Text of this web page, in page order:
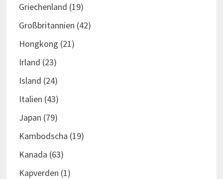
Griechenland (19)
Großbritannien (42)
Hongkong (21)
Irland (23)
Island (24)
Italien (43)
Japan (79)
Kambodscha (19)
Kanada (63)
Kapverden (1)